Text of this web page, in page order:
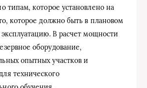
типам, которое установлено на
которое должно быть в плановом
эксплуатацию. В расчет мощности
оборудование,
опытных участков и
технического